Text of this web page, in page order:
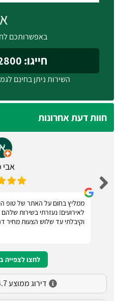
באפשרותכם
חייגו: 077-6052800
השירות ניתן בחינם
חוות דעת אחרונות
אבי
ממליץ בחום על האתר של טופ
לאירועים! נעזרתי בשירות
וקיבלתי עד שלוש הצעות מחיר
לחצו לצפייה
דירוג ממוצע 4.7 לפי 455 דירוגים